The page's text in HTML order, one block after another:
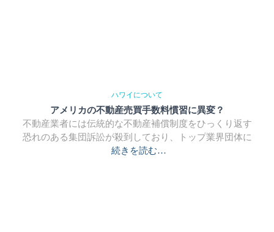
ハワイについて
アメリカの不動産売買手数料慣習に異変？
不動産業者には伝統的な不動産補償制度をひっくり返す
恐れのある集団訴訟が殺到しており、トップ業界団体に
続きを読む…